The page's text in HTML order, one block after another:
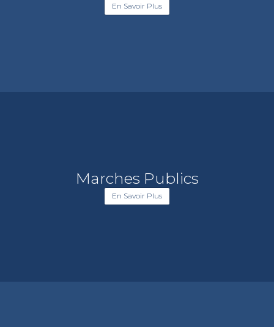
En Savoir Plus
Marches Publics
En Savoir Plus